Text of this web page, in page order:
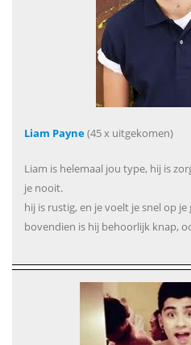
Liam Payne(45 x uitgekomen)
Liam is helemaal jou type, hij is
je nooit.
hij is rustig, en je voelt je snel op
bovendien is hij behoorlijk knap,